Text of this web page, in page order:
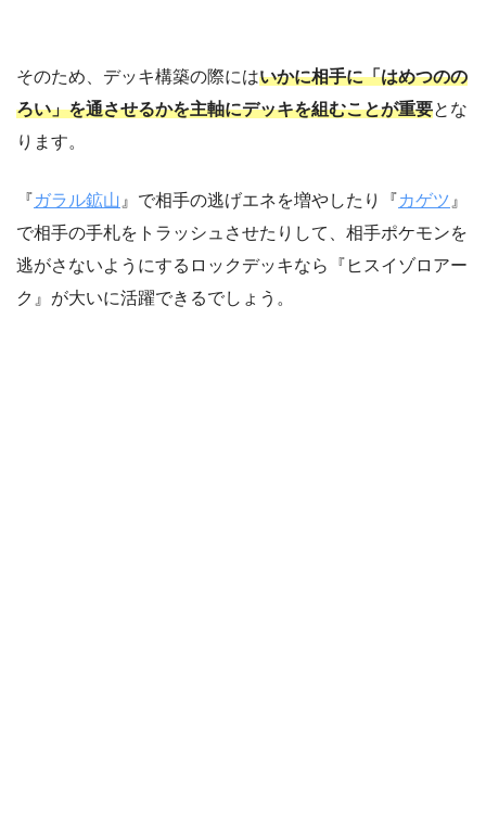
そのため、デッキ構築の際にはいかに相手に「はめつのの
ろい」を通させるかを主軸にデッキを組むことが重要とな
ります。
『ガラル鉱山 』で相手の逃げエネを増やしたり『カゲツ 』
で相手の手札をトラッシュさせたりして、相手ポケモンを
逃がさないようにするロックデッキなら『ヒスイゾロアー
ク』が大いに活躍できるでしょう。